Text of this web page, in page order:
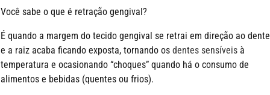
Você sabe o que é retração gengival?
É quando a margem do tecido gengival se retrai em direção ao dente
e a raiz acaba ficando exposta, tornando os dentes sensíveis à
temperatura e ocasionando “choques” quando há o consumo de
alimentos e bebidas (quentes ou frios).